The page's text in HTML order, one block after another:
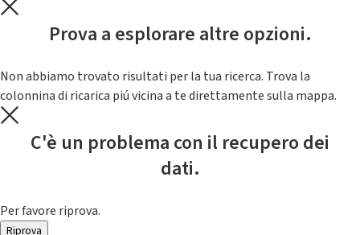
Prova a esplorare altre opzioni.
Non abbiamo trovato risultati per la tua ricerca. Trova la
colonnina di ricarica piú vicina a te direttamente sulla mappa.
C'è un problema con il recupero dei
dati.
Per favore riprova.
Riprova